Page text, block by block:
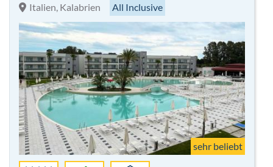
sehr beliebt
5
Sterne
93%
Empfehlung
Für
Alle
Highlights:
Wellness
Traumstrand
7 Nächte
All Inclusive